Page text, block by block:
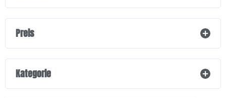
Preis
Kategorie